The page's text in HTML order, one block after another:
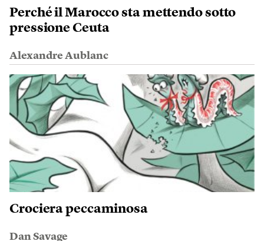
Perché il Marocco sta mettendo sotto
pressione Ceuta
Alexandre Aublanc
Crociera peccaminosa
Dan Savage